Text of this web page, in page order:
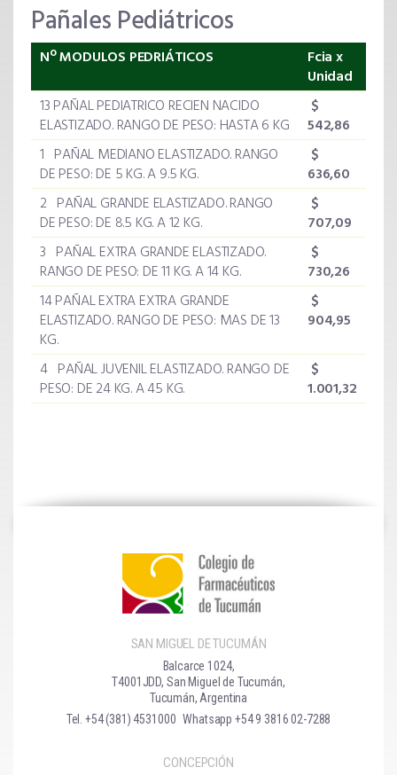
Pañales Pediátricos
Nº MODULOS PEDRIÁTICOS
Fcia x
Unidad
13 PAÑAL PEDIATRICO RECIEN NACIDO
ELASTIZADO. RANGO DE PESO: HASTA 6 KG
$
542,86
1 PAÑAL MEDIANO ELASTIZADO. RANGO
DE PESO: DE 5 KG. A 9.5 KG.
$
636,60
2 PAÑAL GRANDE ELASTIZADO. RANGO
DE PESO: DE 8.5 KG. A 12 KG.
$
707,09
3 PAÑAL EXTRA GRANDE ELASTIZADO.
RANGO DE PESO: DE 11 KG. A 14 KG.
$
730,26
14 PAÑAL EXTRA EXTRA GRANDE
ELASTIZADO. RANGO DE PESO: MAS DE 13
KG.
$
904,95
4 PAÑAL JUVENIL ELASTIZADO. RANGO DE
PESO: DE 24 KG. A 45 KG.
$
1.001,32
SAN MIGUEL DE TUCUMÁN
Balcarce 1024,
T4001JDD, San Miguel de Tucumán,
Tucumán, Argentina
Tel. +54 (381) 4531000 Whatsapp +54 9 3816 02-7288
CONCEPCIÓN